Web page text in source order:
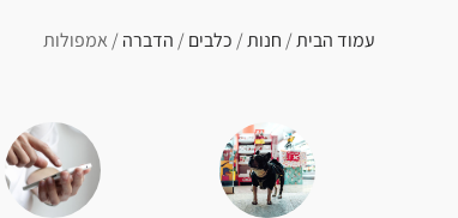
עמוד הבית/חנות/כלבים/הדברה/ אמפולות